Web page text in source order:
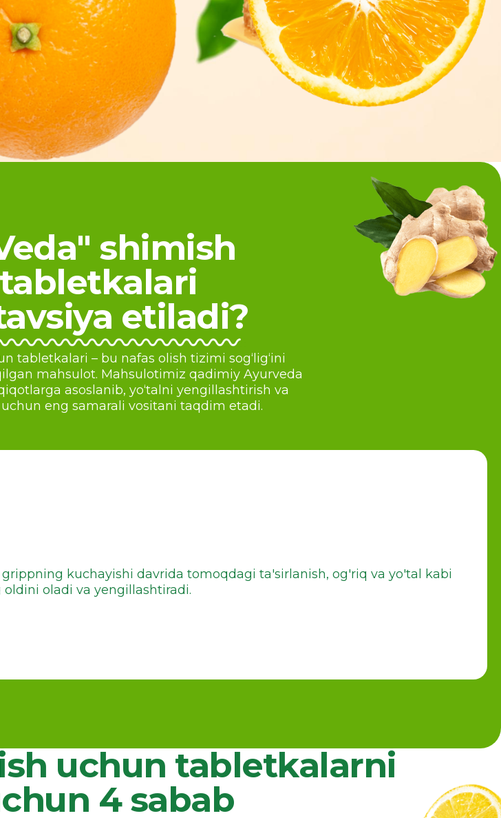
shimish
etiladi?
tabletkalari – bu nafas olish tizimi sog‘lig‘ini
mahsulot. Mahsulotimiz qadimiy Ayurveda
asoslanib, yo‘talni yengillashtirish va
eng samarali vositani taqdim etadi.
kuchayishi davrida tomoqdagi ta'sirlanish, og'riq va yo'tal kabi
oladi va yengillashtiradi.
uchun tabletkalarni
4 sabab